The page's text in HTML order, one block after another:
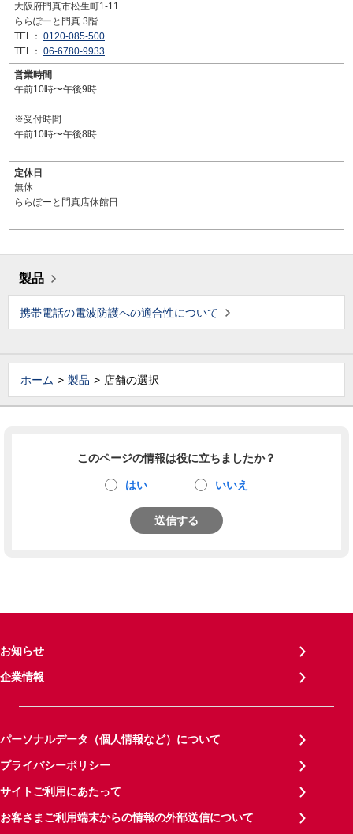
大阪府門真市松生町1-11
ららぽーと門真 3階
TEL： 0120-085-500
TEL： 06-6780-9933
営業時間
午前10時〜午後9時
※受付時間
午前10時〜午後8時
定休日
無休
ららぽーと門真店休館日
製品
携帯電話の電波防護への適合性について
ホーム 製品 店舗の選択
このページの情報は役に立ちましたか？
はい いいえ
送信する
お知らせ
企業情報
パーソナルデータ（個人情報など）について
プライバシーポリシー
サイトご利用にあたって
お客さまご利用端末からの情報の外部送信について